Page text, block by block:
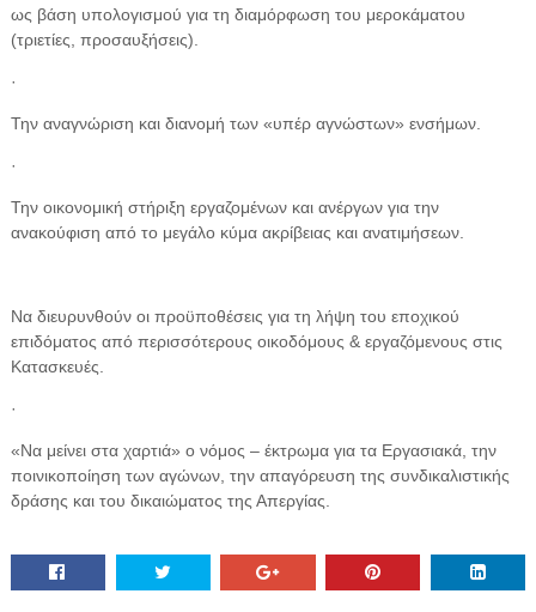
ως βάση υπολογισμού για τη διαμόρφωση του μεροκάματου
(τριετίες, προσαυξήσεις).
·
Την αναγνώριση και διανομή των «υπέρ αγνώστων» ενσήμων.
·
Την οικονομική στήριξη εργαζομένων και ανέργων για την
ανακούφιση από το μεγάλο κύμα ακρίβειας και ανατιμήσεων.
Να διευρυνθούν οι προϋποθέσεις για τη λήψη του εποχικού
επιδόματος από περισσότερους οικοδόμους & εργαζόμενους στις
Κατασκευές.
·
«Να μείνει στα χαρτιά» ο νόμος – έκτρωμα για τα Εργασιακά, την
ποινικοποίηση των αγώνων, την απαγόρευση της συνδικαλιστικής
δράσης και του δικαιώματος της Απεργίας.